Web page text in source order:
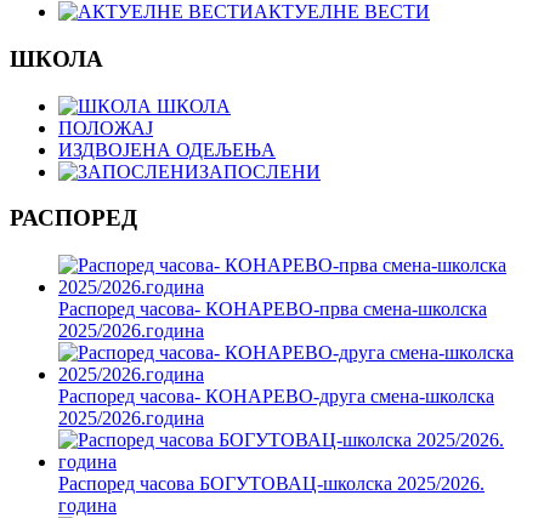
АКТУЕЛНЕ ВЕСТИ
ШКОЛА
ШКОЛА
ПОЛОЖАЈ
ИЗДВОЈЕНА ОДЕЉЕЊА
ЗАПОСЛЕНИ
РАСПОРЕД
Распоред часова- КОНАРЕВО-прва смена-школска
2025/2026.година
Распоред часова- КОНАРЕВО-друга смена-школска
2025/2026.година
Распоред часова БОГУТОВАЦ-школска 2025/2026.
година